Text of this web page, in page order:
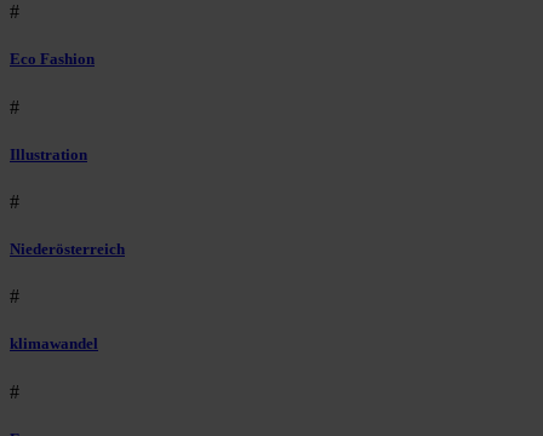
#
Eco Fashion
#
Illustration
#
Niederösterreich
#
klimawandel
#